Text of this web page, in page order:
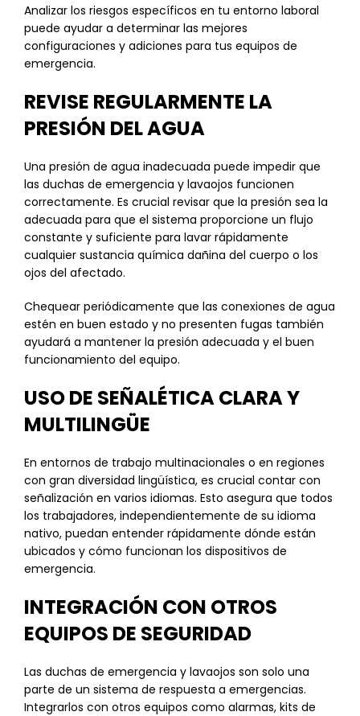
Analizar los riesgos específicos en tu entorno laboral
puede ayudar a determinar las mejores
configuraciones y adiciones para tus equipos de
emergencia.
REVISE REGULARMENTE LA
PRESIÓN DEL AGUA
Una presión de agua inadecuada puede impedir que
las duchas de emergencia y lavaojos funcionen
correctamente. Es crucial revisar que la presión sea la
adecuada para que el sistema proporcione un flujo
constante y suficiente para lavar rápidamente
cualquier sustancia química dañina del cuerpo o los
ojos del afectado.
Chequear periódicamente que las conexiones de agua
estén en buen estado y no presenten fugas también
ayudará a mantener la presión adecuada y el buen
funcionamiento del equipo.
USO DE SEÑALÉTICA CLARA Y
MULTILINGÜE
En entornos de trabajo multinacionales o en regiones
con gran diversidad lingüística, es crucial contar con
señalización en varios idiomas. Esto asegura que todos
los trabajadores, independientemente de su idioma
nativo, puedan entender rápidamente dónde están
ubicados y cómo funcionan los dispositivos de
emergencia.
INTEGRACIÓN CON OTROS
EQUIPOS DE SEGURIDAD
Las duchas de emergencia y lavaojos son solo una
parte de un sistema de respuesta a emergencias.
Integrarlos con otros equipos como alarmas, kits de